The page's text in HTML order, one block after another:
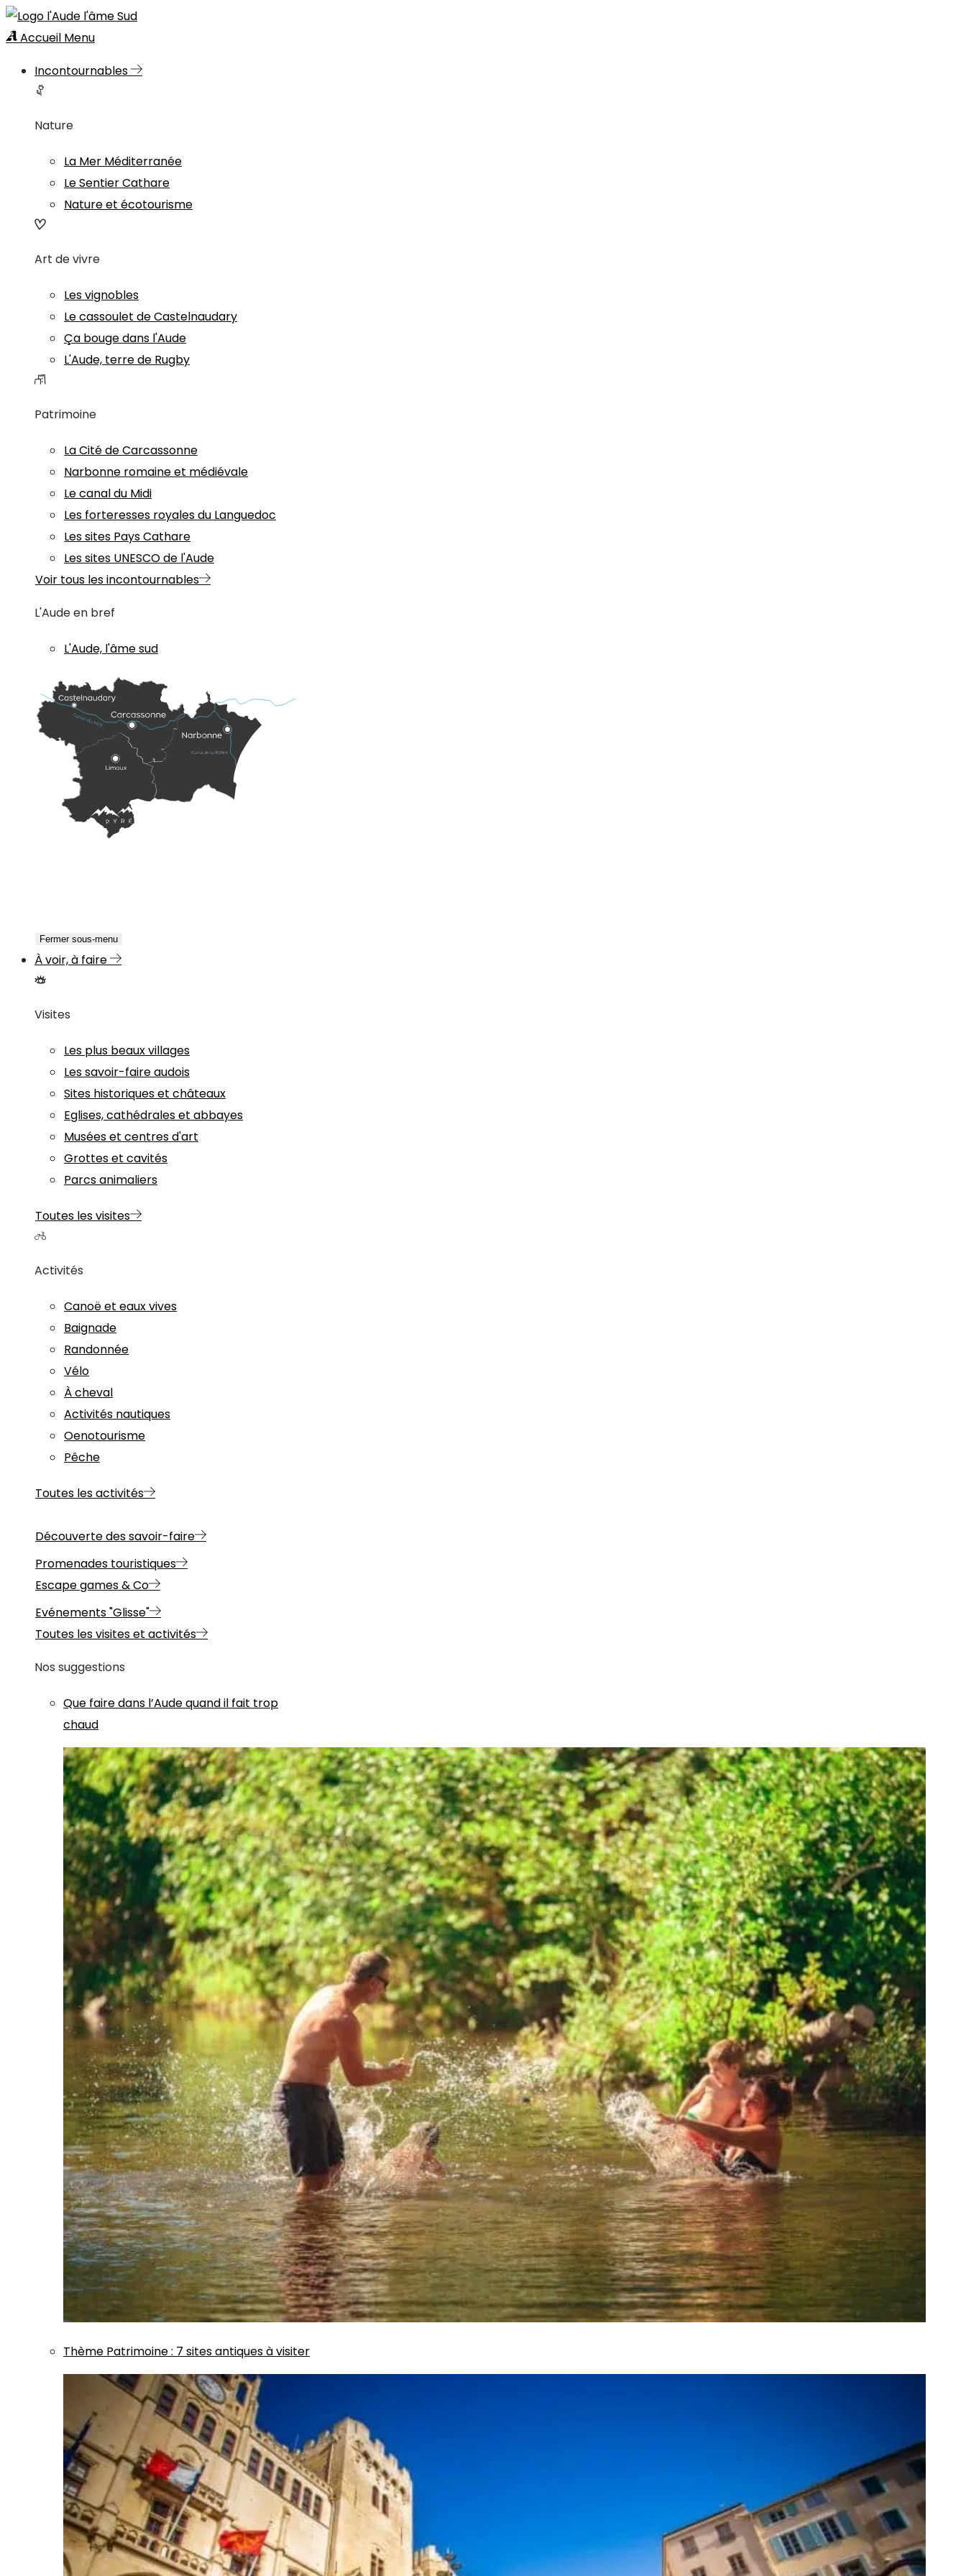
Accueil Menu
Incontournables
Nature
La Mer Méditerranée
Le Sentier Cathare
Nature et écotourisme
Art de vivre
Les vignobles
Le cassoulet de Castelnaudary
Ça bouge dans l'Aude
L'Aude, terre de Rugby
Patrimoine
La Cité de Carcassonne
Narbonne romaine et médiévale
Le canal du Midi
Les forteresses royales du Languedoc
Les sites Pays Cathare
Les sites UNESCO de l'Aude
Voir tous les incontournables
L'Aude en bref
L'Aude, l'âme sud
Fermer sous-menu
À voir, à faire
Visites
Les plus beaux villages
Les savoir-faire audois
Sites historiques et châteaux
Eglises, cathédrales et abbayes
Musées et centres d'art
Grottes et cavités
Parcs animaliers
Toutes les visites
Activités
Canoë et eaux vives
Baignade
Randonnée
Vélo
À cheval
Activités nautiques
Oenotourisme
Pêche
Toutes les activités
Découverte des savoir-faire
Promenades touristiques
Escape games & Co
Evénements "Glisse"
Toutes les visites et activités
Nos suggestions
Que faire dans l’Aude quand il fait trop
chaud
Thème Patrimoine: 7 sites antiques à visiter